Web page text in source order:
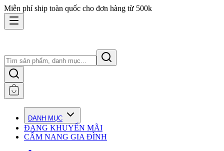
Miễn phí ship toàn quốc cho đơn hàng từ 500k
DANH MỤC
ĐANG KHUYẾN MÃI
CẨM NANG GIA ĐÌNH